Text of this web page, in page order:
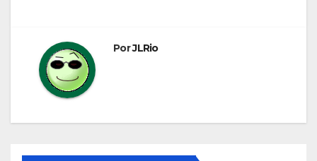
PorJLRio